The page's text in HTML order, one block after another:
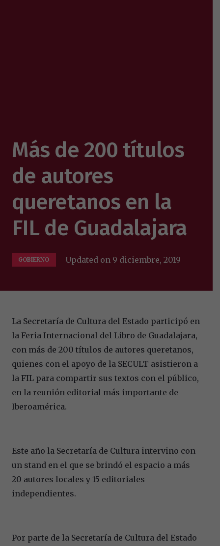
Más de 200 títulos
de autores
queretanos en la
FIL de Guadalajara
GOBIERNO Updated on 9 diciembre, 2019
La Secretaría de Cultura del Estado participó en
la Feria Internacional del Libro de Guadalajara,
con más de 200 títulos de autores queretanos,
quienes con el apoyo de la SECULT asistieron a
la FIL para compartir sus textos con el público,
en la reunión editorial más importante de
Iberoamérica.
Este año la Secretaría de Cultura intervino con
un stand en el que se brindó el espacio a más
20 autores locales y 15 editoriales
independientes.
Por parte de la Secretaría de Cultura del Estado